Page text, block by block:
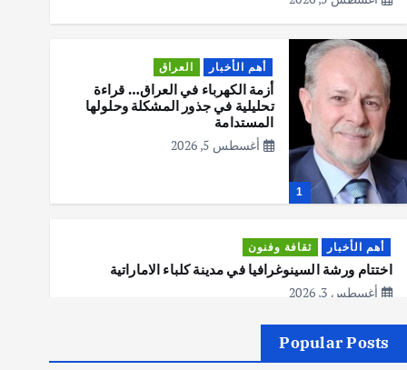
1
أهم الأخبار العراق
أزمة الكهرباء في العراق… قراءة
تحليلية في جذور المشكلة وحلولها
المستدامة
أغسطس 5, 2026
أهم الأخبار ثقافة وفنون
اختتام ورشة السينوغرافيا في مدينة كلباء الاماراتية
أغسطس 3, 2026
أهم الأخبار جاليات غير مصنف
Popular Posts